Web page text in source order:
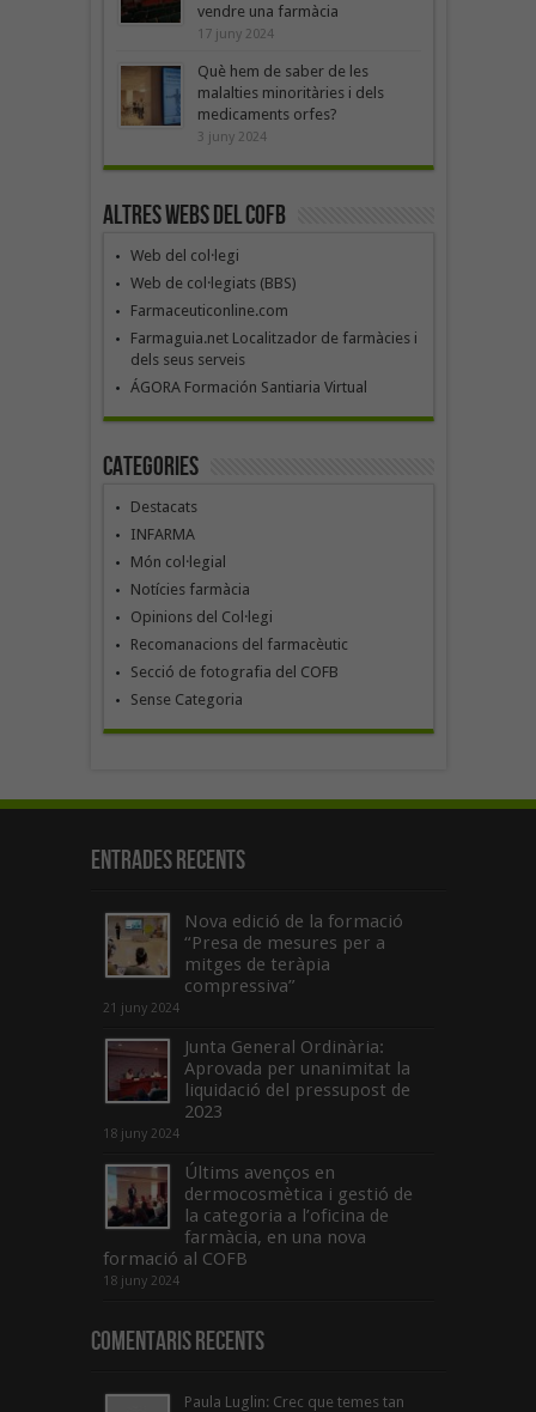
vendre una farmàcia
17 juny 2024
Què hem de saber de les
malalties minoritàries i dels
medicaments orfes?
3 juny 2024
Altres webs del COFB
Web del col·legi
Web de col·legiats (BBS)
Farmaceuticonline.com
Farmaguia.net Localitzador de farmàcies i
dels seus serveis
ÁGORA Formación Santiaria Virtual
Categories
Destacats
INFARMA
Món col·legial
Notícies farmàcia
Opinions del Col·legi
Recomanacions del farmacèutic
Secció de fotografia del COFB
Sense Categoria
Entrades recents
Nova edició de la formació
“Presa de mesures per a
mitges de teràpia
compressiva”
21 juny 2024
Junta General Ordinària:
Aprovada per unanimitat la
liquidació del pressupost de
2023
18 juny 2024
Últims avenços en
dermocosmètica i gestió de
la categoria a l’oficina de
farmàcia, en una nova
formació al COFB
18 juny 2024
Comentaris Recents
Paula Luglin: Crec que temes tan